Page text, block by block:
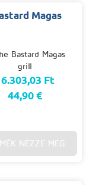
Magas
Ft
44,90 €
NÉZZE MEG